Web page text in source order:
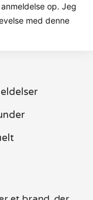
op. Jeg
med denne